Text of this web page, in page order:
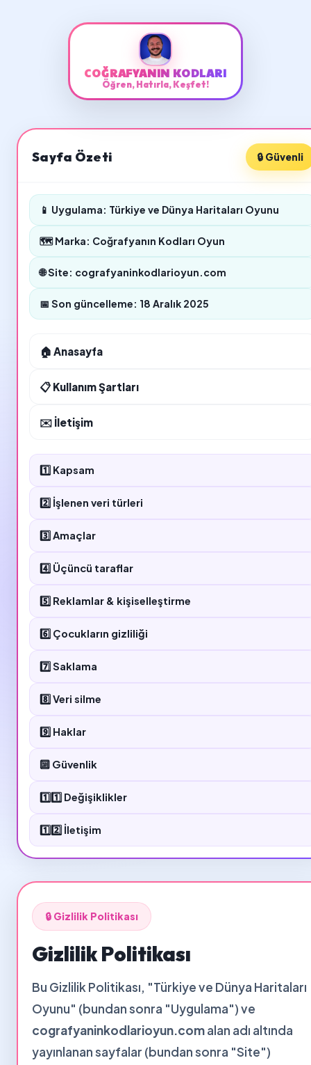
COĞRAFYANIN KODLARI
Öğren, Hatırla, Keşfet!
Sayfa Özeti 🔒 Güvenli
📱 Uygulama: Türkiye ve Dünya Haritaları Oyunu
🗺️ Marka: Coğrafyanın Kodları Oyun
🌐 Site: cografyaninkodlarioyun.com
📅 Son güncelleme: 18 Aralık 2025
🏠 Anasayfa
📋 Kullanım Şartları
✉️ İletişim
1️⃣ Kapsam
2️⃣ İşlenen veri türleri
3️⃣ Amaçlar
4️⃣ Üçüncü taraflar
5️⃣ Reklamlar & kişiselleştirme
6️⃣ Çocukların gizliliği
7️⃣ Saklama
8️⃣ Veri silme
9️⃣ Haklar
🔟 Güvenlik
1️⃣1️⃣ Değişiklikler
1️⃣2️⃣ İletişim
🔒 Gizlilik Politikası
Gizlilik Politikası
Bu Gizlilik Politikası, "Türkiye ve Dünya Haritaları
Oyunu" (bundan sonra "Uygulama") ve
cografyaninkodlarioyun.comalan adı altında
yayınlanan sayfalar (bundan sonra "Site")